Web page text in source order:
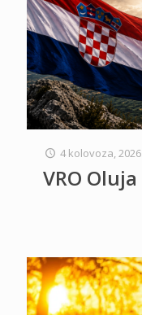
4 kolovoza, 2026
VRO Oluja